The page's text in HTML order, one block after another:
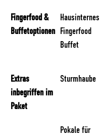
Fingerfood &
Buffetoptionen
Hausinternes
Fingerfood
Buffet
Extras
inbegriffen im
Paket
Sturmhaube
Pokale für